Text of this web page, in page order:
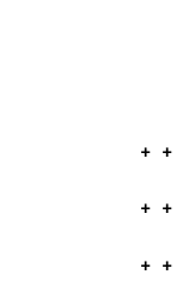
+
+
+
+
+
+